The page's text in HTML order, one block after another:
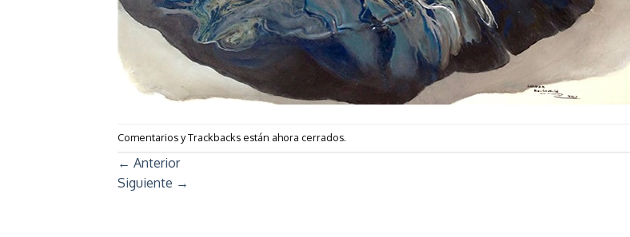
Comentarios y Trackbacks están ahora cerrados.
← Anterior
Siguiente →